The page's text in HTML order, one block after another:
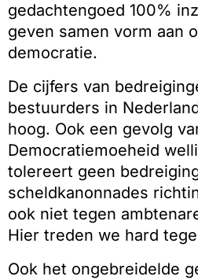
gedachtengoed 100%
geven samen vorm aan
democratie.
De cijfers van
bestuurders in
hoog. Ook een gevolg
Democratiemoeheid
tolereert geen
scheldkanonnades
ook niet tegen
Hier treden we hard
Ook het ongebreidelde